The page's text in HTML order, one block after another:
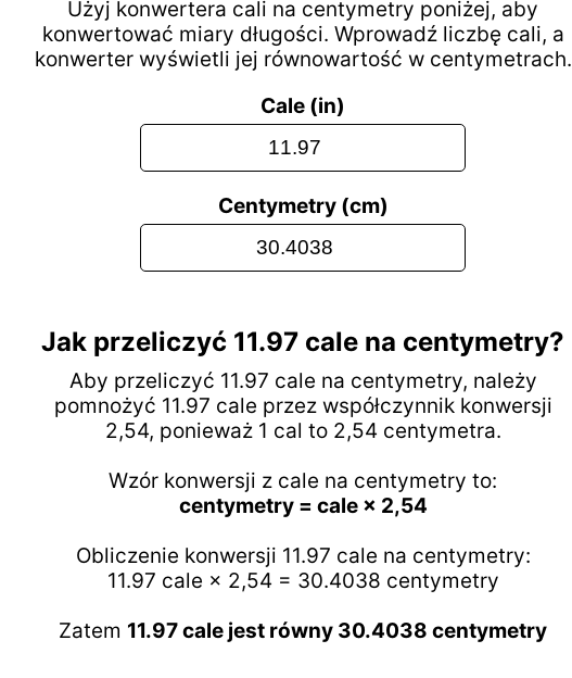
Użyj konwertera cali na centymetry poniżej, aby
konwertować miary długości. Wprowadź liczbę cali, a
konwerter wyświetli jej równowartość w centymetrach.
Cale (in)
Centymetry (cm)
Jak przeliczyć 11.97 cale na centymetry?
Aby przeliczyć 11.97 cale na centymetry, należy
pomnożyć 11.97 cale przez współczynnik konwersji
2,54, ponieważ 1 cal to 2,54 centymetra.
Wzór konwersji z cale na centymetry to:
centymetry = cale × 2,54
Obliczenie konwersji 11.97 cale na centymetry:
11.97 cale × 2,54 = 30.4038 centymetry
Zatem 11.97 cale jest równy 30.4038 centymetry